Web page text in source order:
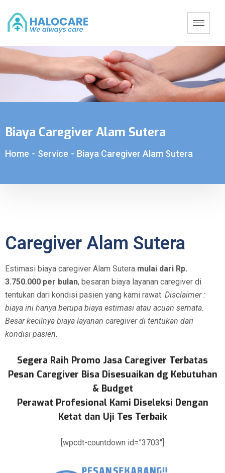
Biaya Caregiver Alam Sutera
Home - Service - Biaya Caregiver Alam Sutera
Caregiver Alam Sutera
Estimasi biaya caregiver Alam Sutera mulai dari Rp.
3.750.000 per bulan, besaran biaya layanan caregiver di
tentukan dari kondisi pasien yang kami rawat. Disclaimer :
biaya ini hanya berupa biaya estimasi atau acuan semata.
Besar kecilnya biaya layanan caregiver di tentukan dari
kondisi pasien.
Segera Raih Promo Jasa Caregiver Terbatas
Pesan Caregiver Bisa Disesuaikan dg Kebutuhan
& Budget
Perawat Profesional Kami Diseleksi Dengan
Ketat dan Uji Tes Terbaik
[wpcdt-countdown id=”3703″]